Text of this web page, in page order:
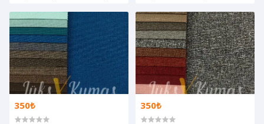
350₺ 350₺